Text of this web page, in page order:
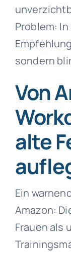
Problem:
sondern
Von
alte
Ein
Amazon:
Frauen als